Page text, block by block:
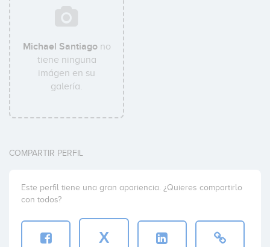
Michael Santiagono
tiene ninguna
imágen en su
galería.
COMPARTIR PERFIL
Este perfil tiene una gran apariencia. ¿Quieres compartirlo
con todos?
X